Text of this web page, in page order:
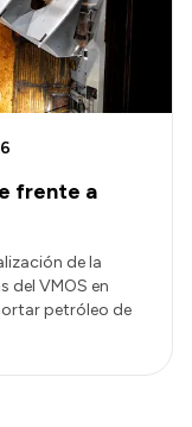
frente a
de la
del VMOS en
petróleo de